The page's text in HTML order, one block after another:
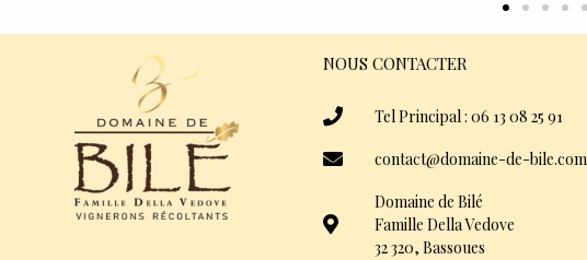
NOUS CONTACTER
Tel Principal : 06 13 08 25 91
contact@domaine-de-bile.com
Domaine de Bilé
Famille Della Vedove
32 320, Bassoues